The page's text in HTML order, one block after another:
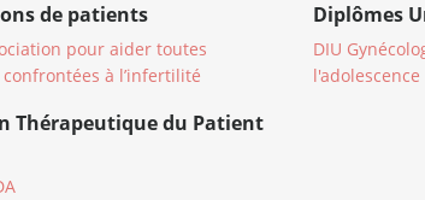
de patients
pour aider toutes
à l’infertilité
Thérapeutique du Patient
Diplômes
DIU
l'adolescence